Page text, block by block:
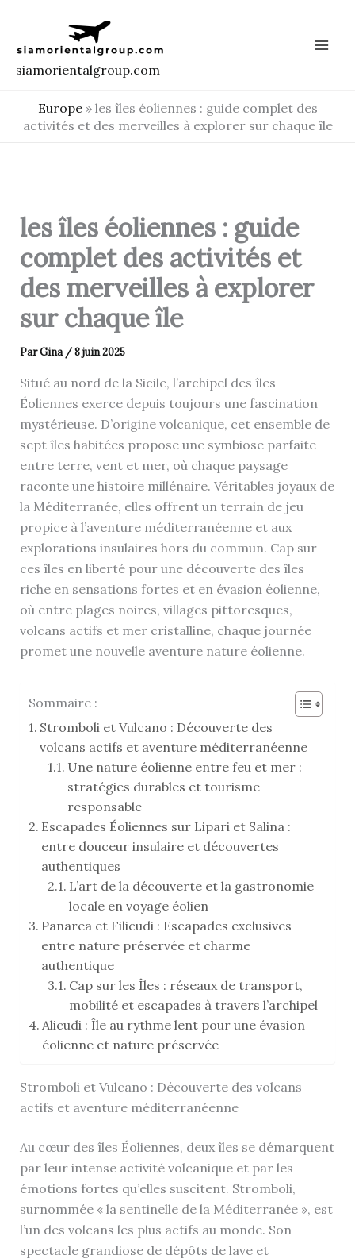
contenu
siamorientalgroup.com
Europe» les îles éoliennes : guide complet des
activités et des merveilles à explorer sur chaque île
les îles éoliennes : guide
complet des activités et
des merveilles à explorer
sur chaque île
ParGina /8 juin 2025
Situé au nord de la Sicile, l’archipel des îles
Éoliennes exerce depuis toujours une fascination
mystérieuse. D’origine volcanique, cet ensemble de
sept îles habitées propose une symbiose parfaite
entre terre, vent et mer, où chaque paysage
raconte une histoire millénaire. Véritables joyaux de
la Méditerranée, elles offrent un terrain de jeu
propice à l’aventure méditerranéenne et aux
explorations insulaires hors du commun. Cap sur
ces îles en liberté pour une découverte des îles
riche en sensations fortes et en évasion éolienne,
où entre plages noires, villages pittoresques,
volcans actifs et mer cristalline, chaque journée
promet une nouvelle aventure nature éolienne.
Sommaire :
Stromboli et Vulcano : Découverte des
volcans actifs et aventure méditerranéenne
Une nature éolienne entre feu et mer :
stratégies durables et tourisme
responsable
Escapades Éoliennes sur Lipari et Salina :
entre douceur insulaire et découvertes
authentiques
L’art de la découverte et la gastronomie
locale en voyage éolien
Panarea et Filicudi : Escapades exclusives
entre nature préservée et charme
authentique
Cap sur les Îles : réseaux de transport,
mobilité et escapades à travers l’archipel
Alicudi : Île au rythme lent pour une évasion
éolienne et nature préservée
Stromboli et Vulcano : Découverte des volcans
actifs et aventure méditerranéenne
Au cœur des îles Éoliennes, deux îles se démarquent
par leur intense activité volcanique et par les
émotions fortes qu’elles suscitent. Stromboli,
surnommée « la sentinelle de la Méditerranée », est
l’un des volcans les plus actifs au monde. Son
spectacle grandiose de dépôts de lave et